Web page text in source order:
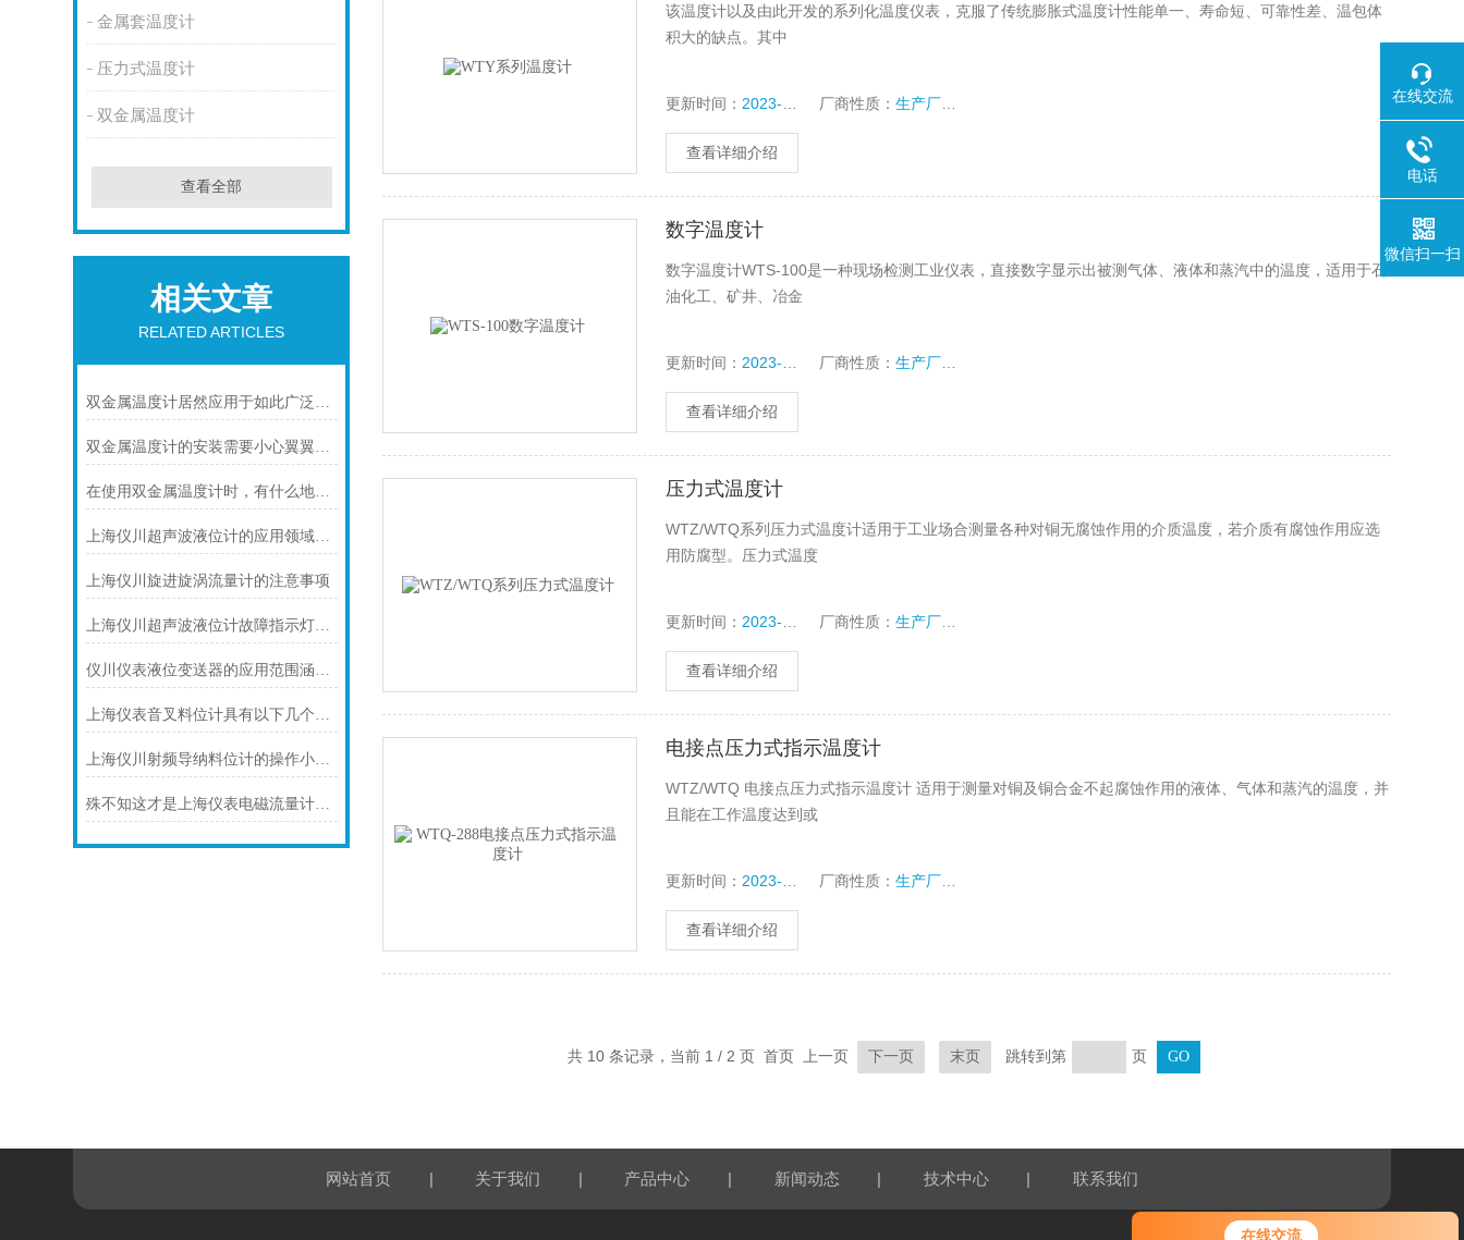
在线交流
金属套温度计
压力式温度计
双金属温度计
查看全部
相关文章
RELATED ARTICLES
双金属温度计居然应用于如此广泛的领域
双金属温度计的安装需要小心翼翼的！
在使用双金属温度计时，有什么地方需要注意的呢？
上海仪川超声波液位计的应用领域与性能特点
上海仪川旋进旋涡流量计的注意事项
上海仪川超声波液位计故障指示灯常亮的解决方案
仪川仪表液位变送器的应用范围涵盖了多个行业和领域
上海仪表音叉料位计具有以下几个主要的用途
上海仪川射频导纳料位计的操作小技巧
殊不知这才是上海仪表电磁流量计的功能所在
该温度计以及由此开发的系列化温度仪表，克服了传统膨胀式温度计性能单一、寿命短、可靠性差、温包体
积大的缺点。其中
更新时间： 2023-10-14 厂商性质：生产厂家
查看详细介绍
数字温度计
数字温度计WTS-100是一种现场检测工业仪表，直接数字显示出被测气体、液体和蒸汽中的温度，适用于石
油化工、矿井、冶金
更新时间： 2023-10-14 厂商性质：生产厂家
查看详细介绍
压力式温度计
WTZ/WTQ系列压力式温度计适用于工业场合测量各种对铜无腐蚀作用的介质温度，若介质有腐蚀作用应选
用防腐型。压力式温度
更新时间： 2023-10-14 厂商性质：生产厂家
查看详细介绍
电接点压力式指示温度计
WTZ/WTQ 电接点压力式指示温度计 适用于测量对铜及铜合金不起腐蚀作用的液体、气体和蒸汽的温度，并
且能在工作温度达到或
更新时间： 2023-10-14 厂商性质：生产厂家
查看详细介绍
共 10 条记录，当前 1 / 2 页 首页 上一页 下一页 末页 跳转到第 页
网站首页 | 关于我们 | 产品中心 | 新闻动态 | 技术中心 | 联系我们
在线交流
电话
微信扫一扫